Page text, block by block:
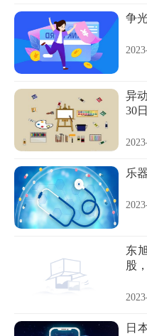
争
异
30
乐
东
股
日